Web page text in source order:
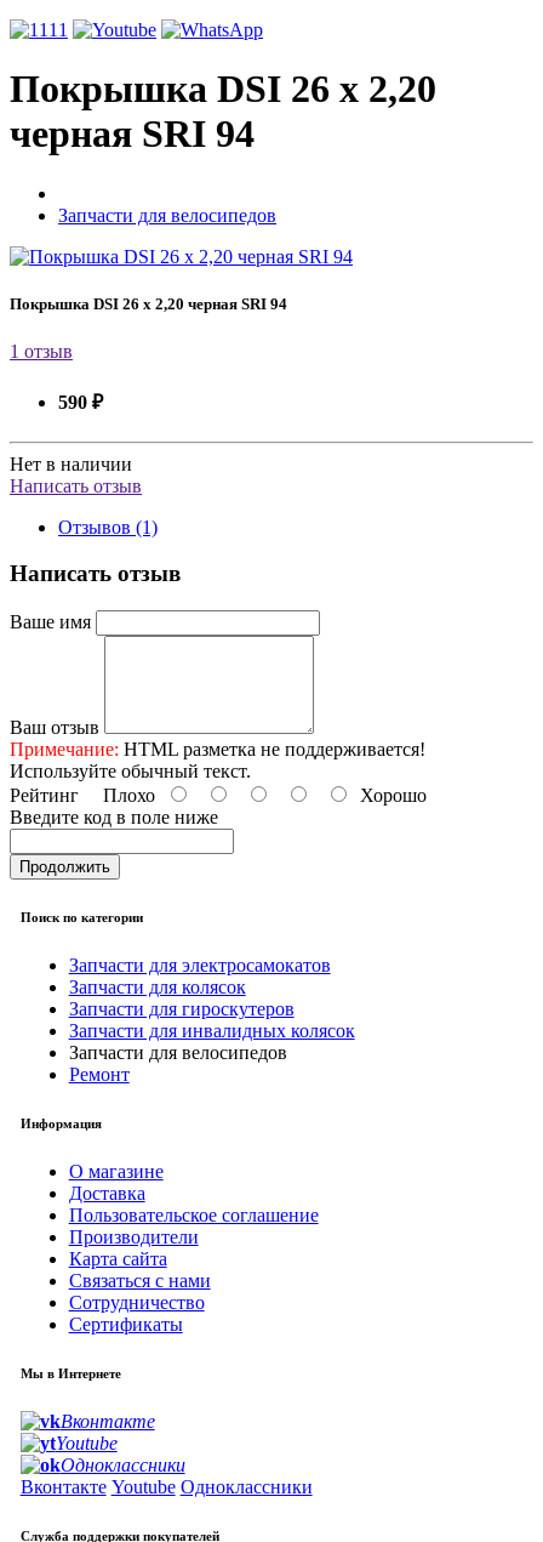
Покрышка DSI 26 x 2,20
черная SRI 94
Запчасти для велосипедов
Покрышка DSI 26 x 2,20 черная SRI 94
1 отзыв
590 ₽
Нет в наличии
Написать отзыв
Отзывов (1)
Написать отзыв
Ваше имя
Ваш отзыв
Примечание: HTML разметка не поддерживается!
Используйте обычный текст.
Рейтинг Плохо
Хорошо
Введите код в поле ниже
Продолжить
Поиск по категории
Запчасти для электросамокатов
Запчасти для колясок
Запчасти для гироскутеров
Запчасти для инвалидных колясок
Запчасти для велосипедов
Ремонт
Информация
О магазине
Доставка
Пользовательское соглашение
Производители
Карта сайта
Связаться с нами
Сотрудничество
Сертификаты
Мы в Интернете
Вконтакте
Youtube
Одноклассники
Вконтакте Youtube Одноклассники
Служба поддержки покупателей